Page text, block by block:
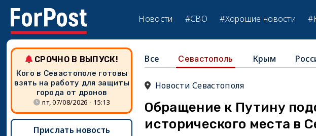
Новости #СВО #Хорошие новости
Все Севастополь Крым
Новости Севастополя
Обращение к Путину
исторического места в
СРОЧНО В ВЫПУСК!
Кого в Севастополе готовы
взять на работу для защиты
города от дронов
пт, 07/08/2026 - 15:13
Прислать новость